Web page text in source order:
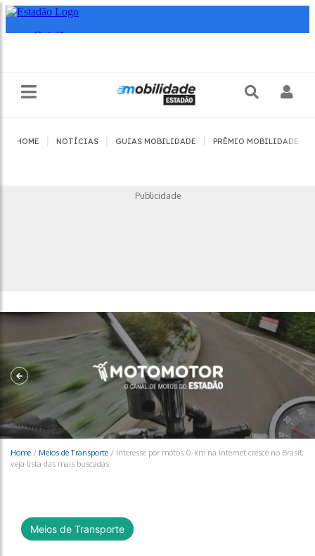
HOME NOTÍCIAS GUIAS MOBILIDADE PRÊMIO MOBILIDADE
Publicidade
Home / Meios de Transporte / Interesse por motos 0-km na internet cresce no Brasil;
veja lista das mais buscadas
Meios de Transporte